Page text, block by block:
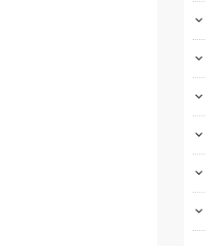
keyboard_arrow_down
keyboard_arrow_down
keyboard_arrow_down
keyboard_arrow_down
keyboard_arrow_down
keyboard_arrow_down